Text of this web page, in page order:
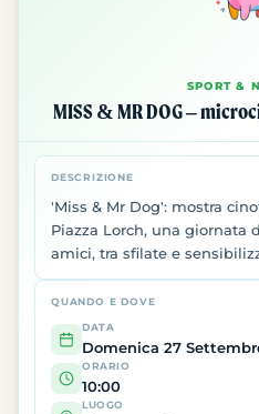
SPORT &
MISS & MR DOG –
DESCRIZIONE
'Miss & Mr Dog': mostra
Piazza Lorch, una giornata
amici, tra sfilate e
QUANDO E DOVE
DATA
Domenica 27
ORARIO
10:00
LUOGO